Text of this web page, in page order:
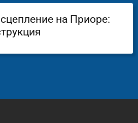
на Приоре: